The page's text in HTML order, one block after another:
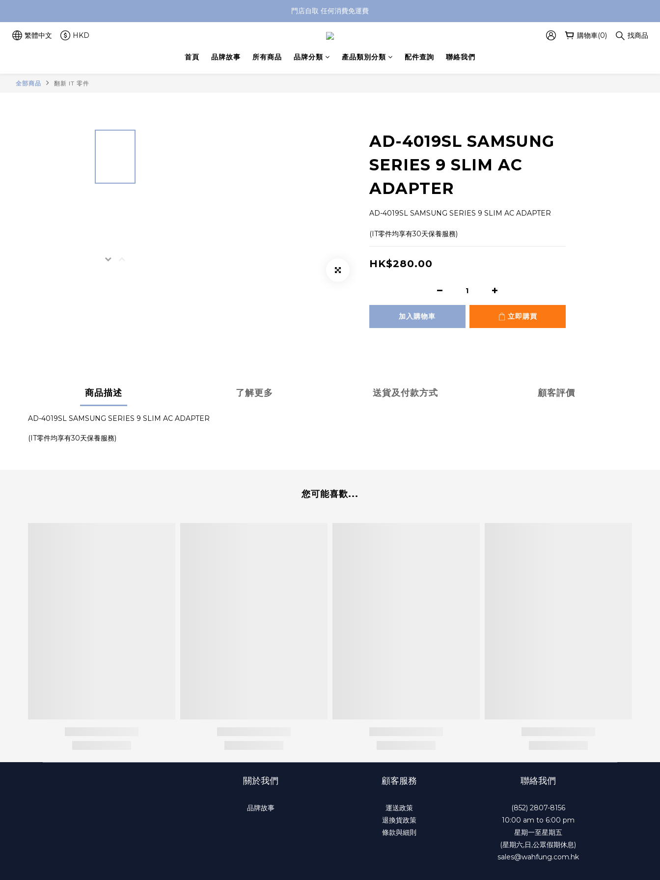
特別優惠: 訂單滿 HKD$499 免運費
門店自取 任何消費免運費
特別優惠: 訂單滿 HKD$499 免運費
繁體中文 HKD 購物車(0) 找商品
首頁 品牌故事 所有商品 品牌分類 產品類別分類 配件查詢 聯絡我們
全部商品 翻新 IT 零件
AD-4019SL SAMSUNG
SERIES 9 SLIM AC
ADAPTER
AD-4019SL SAMSUNG SERIES 9 SLIM AC ADAPTER
(IT零件均享有30天保養服務)
HK$280.00
加入購物車 立即購買
商品描述 了解更多 送貨及付款方式 顧客評價
AD-4019SL SAMSUNG SERIES 9 SLIM AC ADAPTER
(IT零件均享有30天保養服務)
您可能喜歡...
關於我們
品牌故事
顧客服務
運送政策
退換貨政策
條款與細則
聯絡我們
(852) 2807-8156
10:00 am to 6:00 pm
星期一至星期五
(星期六,日,公眾假期休息)
sales@wahfung.com.hk